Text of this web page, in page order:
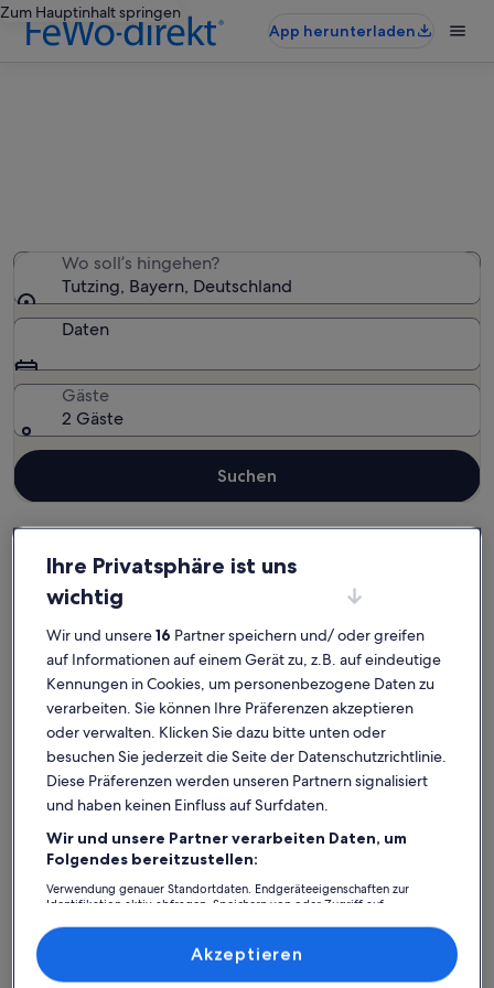
Zum Hauptinhalt springen
App herunterladen
Wo soll’s hingehen?
Tutzing, Bayern, Deutschland
Daten
Gäste
2 Gäste
Suchen
Landkreis Starnberg Ferienunterkünfte am See in Tutzing
Tutzing: Finde deine perfekte
Unterkunft
Weitere Infos zu Traumhafte Ferienwohnung nur 200
Ihre Privatsphäre ist uns
wichtig
Wir und unsere16 Partner speichern und/ oder greifen
auf Informationen auf einem Gerät zu, z.B. auf eindeutige
Kennungen in Cookies, um personenbezogene Daten zu
verarbeiten. Sie können Ihre Präferenzen akzeptieren
oder verwalten. Klicken Sie dazu bitte unten oder
besuchen Sie jederzeit die Seite der Datenschutzrichtlinie.
Diese Präferenzen werden unseren Partnern signalisiert
und haben keinen Einfluss auf Surfdaten.
Wir und unsere Partner verarbeiten Daten, um
Folgendes bereitzustellen:
Verwendung genauer Standortdaten. Endgeräteeigenschaften zur
Identifikation aktiv abfragen. Speichern von oder Zugriff auf
Inhalte, Messung von Werbeleistung und der Performance von Inhalten,
Zielgruppenforschung sowie Entwicklung und Verbesserung von
Akzeptieren